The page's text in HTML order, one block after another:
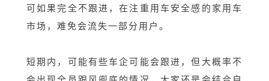
可如果完全不跟进，在注重用车安全感的家用车
市场，难免会流失一部分用户。
短期内，可能有些车企可能会跟进，但大概率不